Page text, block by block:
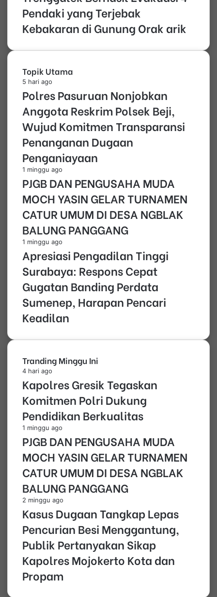
Pendaki yang Terjebak
Kebakaran di Gunung Orak arik
Topik Utama
5 hari ago
Polres Pasuruan Nonjobkan
Anggota Reskrim Polsek Beji,
Wujud Komitmen Transparansi
Penanganan Dugaan
Penganiayaan
1 minggu ago
PJGB DAN PENGUSAHA MUDA
MOCH YASIN GELAR TURNAMEN
CATUR UMUM DI DESA NGBLAK
BALUNG PANGGANG
1 minggu ago
Apresiasi Pengadilan Tinggi
Surabaya: Respons Cepat
Gugatan Banding Perdata
Sumenep, Harapan Pencari
Keadilan
Tranding Minggu Ini
4 hari ago
Kapolres Gresik Tegaskan
Komitmen Polri Dukung
Pendidikan Berkualitas
1 minggu ago
PJGB DAN PENGUSAHA MUDA
MOCH YASIN GELAR TURNAMEN
CATUR UMUM DI DESA NGBLAK
BALUNG PANGGANG
2 minggu ago
Kasus Dugaan Tangkap Lepas
Pencurian Besi Menggantung,
Publik Pertanyakan Sikap
Kapolres Mojokerto Kota dan
Propam